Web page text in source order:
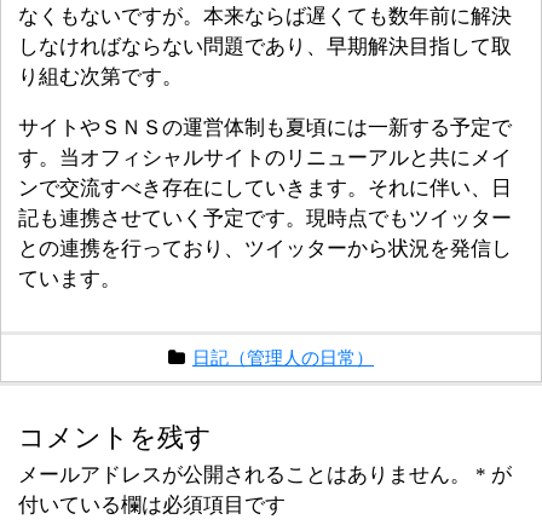
なくもないですが。本来ならば遅くても数年前に解決
しなければならない問題であり、早期解決目指して取
り組む次第です。
サイトやＳＮＳの運営体制も夏頃には一新する予定で
す。当オフィシャルサイトのリニューアルと共にメイ
ンで交流すべき存在にしていきます。それに伴い、日
記も連携させていく予定です。現時点でもツイッター
との連携を行っており、ツイッターから状況を発信し
ています。
日記（管理人の日常）
コメントを残す
メールアドレスが公開されることはありません。 * が
付いている欄は必須項目です